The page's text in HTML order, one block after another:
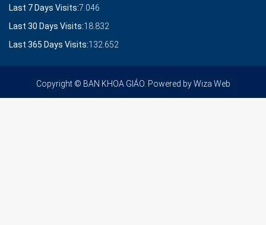
Last 7 Days Visits:7.046
Last 30 Days Visits:18.832
Last 365 Days Visits:132.652
Copyright © BAN KHOA GIÁO. Powered byWiza Web